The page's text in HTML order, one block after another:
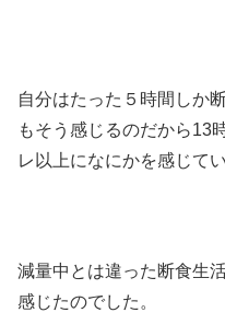
自分はたった５時間しか
もそう感じるのだから13
レ以上になにかを感じて
減量中とは違った断食生
感じたのでした。